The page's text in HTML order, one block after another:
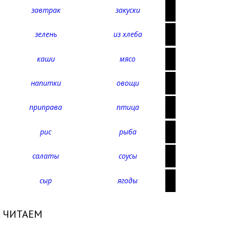
завтрак закуски
зелень из хлеба
каши мясо
напитки овощи
приправа птица
рис рыба
салаты соусы
сыр ягоды
ЧИТАЕМ